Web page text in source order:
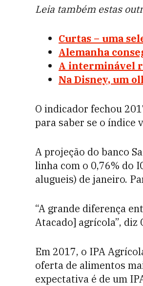
Leia também estas
Curtas – uma
Alemanha
A interminável
Na Disney, um
O indicador fechou
para saber se o índice
A projeção do banco
linha com o 0,76% do
alugueis) de janeiro.
“A grande diferença
Atacado] agrícola”, diz
Em 2017, o IPA
oferta de alimentos
expectativa é de um